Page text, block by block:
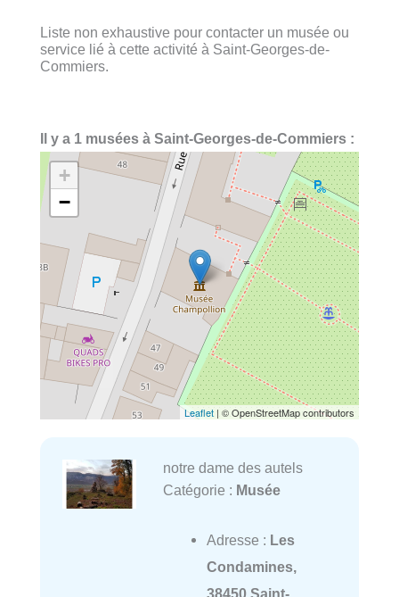
Liste non exhaustive pour contacter un musée ou
service lié à cette activité à Saint-Georges-de-
Commiers.
Il y a 1 musées à Saint-Georges-de-Commiers :
+
−
Leaflet | © OpenStreetMap contributors
notre dame des autels
Catégorie : Musée
Adresse : Les
Condamines,